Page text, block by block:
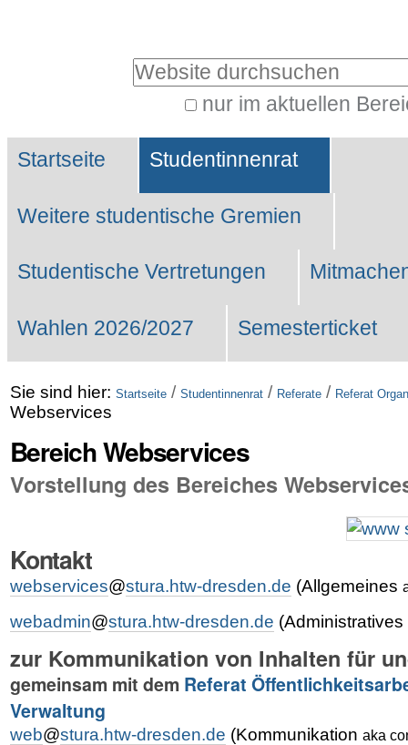
Website durchsuchen
nur im aktuellen
Suche…
Sektionen
Startseite Studentinnenrat
Weitere studentische Gremien
Studentische Vertretungen
Wahlen 2026/2027 Semesterticket
Sie sind hier: Startseite / Studentinnenrat / Referate / Referat
Webservices
Bereich Webservices
Vorstellung des Bereiches
Kontakt
webservices@stura.htw-dresden.de (Allgemeines
webadmin@stura.htw-dresden.de (Administratives
zur Kommunikation von Inhalten für
gemeinsam mit dem Referat
Verwaltung
web@stura.htw-dresden.de (Kommunikation aka